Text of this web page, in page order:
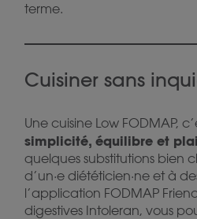
terme.
Cuisiner sans
Une cuisine Low FODMAP,
simplicité, équilibre et
quelques substitutions bien
d’un·e diététicien·ne et à
l’application FODMAP
digestives Intoleran, vous